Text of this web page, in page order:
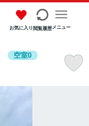
お気に入り閲覧履歴メニュー
空室0